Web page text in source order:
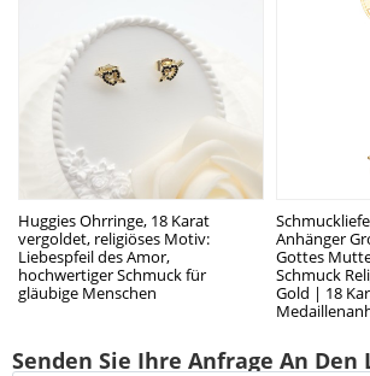
Huggies Ohrringe, 18 Karat
vergoldet, religiöses Motiv:
Liebespfeil des Amor,
hochwertiger Schmuck für
gläubige Menschen
Anhänger
Gottes
Schmuck
Gold | 18
Senden Sie Ihre Anfrage An